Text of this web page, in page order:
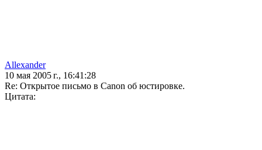
Allexander
10 мая 2005 г., 16:41:28
Re: Открытое письмо в Canon об юстировке.
Цитата: